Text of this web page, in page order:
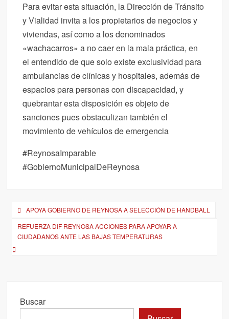
Para evitar esta situación, la Dirección de Tránsito
y Vialidad invita a los propietarios de negocios y
viviendas, así como a los denominados
«wachacarros» a no caer en la mala práctica, en
el entendido de que solo existe exclusividad para
ambulancias de clínicas y hospitales, además de
espacios para personas con discapacidad, y
quebrantar esta disposición es objeto de
sanciones pues obstaculizan también el
movimiento de vehículos de emergencia
#ReynosaImparable
#GobiernoMunicipalDeReynosa
Navegación
de
entradas
APOYA GOBIERNO DE REYNOSA A SELECCIÓN DE HANDBALL
REFUERZA DIF REYNOSA ACCIONES PARA APOYAR A
CIUDADANOS ANTE LAS BAJAS TEMPERATURAS
Buscar